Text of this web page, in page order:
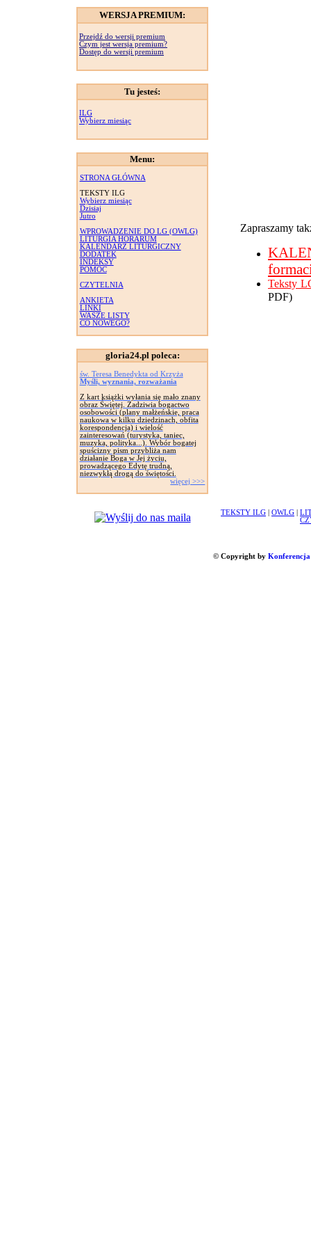
WERSJA PREMIUM:
Przejdź do wersji premium
Czym jest wersja premium?
Dostęp do wersji premium
Tu jesteś:
ILG
Wybierz miesiąc
Menu:
STRONA GŁÓWNA
TEKSTY ILG
Wybierz miesiąc
Dzisiaj
Jutro
WPROWADZENIE DO LG (OWLG)
LITURGIA HORARUM
KALENDARZ LITURGICZNY
DODATEK
INDEKSY
POMOC
CZYTELNIA
ANKIETA
LINKI
WASZE LISTY
CO NOWEGO?
gloria24.pl poleca:
św. Teresa Benedykta od Krzyża
Myśli, wyznania, rozważania
Z kart książki wyłania się mało znany
obraz Świętej. Zadziwia bogactwo
osobowości (plany małżeńskie, praca
naukowa w kilku dziedzinach, obfita
korespondencja) i wielość
zainteresowań (turystyka, taniec,
muzyka, polityka...). Wybór bogatej
spuścizny pism przybliża nam
działanie Boga w Jej życiu,
prowadzącego Edytę trudną,
niezwykłą drogą do świętości.
więcej >>>
Zapraszamy
Teksty
PDF)
TEKSTY ILG OWLG
© Copyright by Konferencja